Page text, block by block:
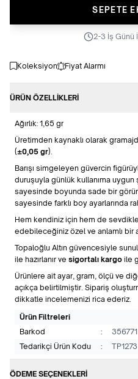
SEPETE
2-3 İş Günü
Koleksiyon Fiyat Alarmı
ÜRÜN ÖZELLIKLERI
Ağırlık: 1,65 gr
Üretimden kaynaklı olarak
(±0,05 gr).
Barışı simgeleyen güvercin
duruşuyla günlük kullanıma uygun
sayesinde boyunda sade bir
sayesinde farklı boy ayarlarında
Hem kendiniz için hem de
edebileceğiniz özel ve anlamlı bir
Topaloğlu Altın güvencesiyle
ile hazırlanır ve sigortalı kargo ile
Ürünlere ait ayar, gram, ölçü ve
açıkça belirtilmiştir. Sipariş
dikkatle incelemenizi rica ederiz.
Ürün Filtreleri
Barkod
:
356771
Tedarikçi Ürün Kodu
: TP1273
ÖDEME SEÇENEKLERI